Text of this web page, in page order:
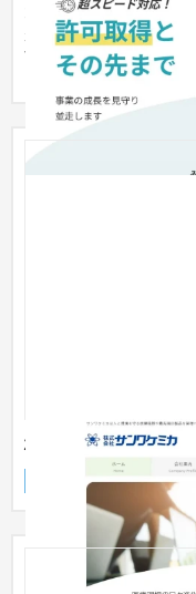
大阪の行政書士事務所
があるものの、整理し
可とド...
株式会社サンワケ
企業サイト 製造業